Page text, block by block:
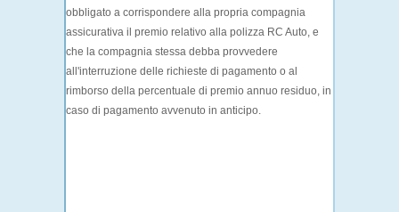
obbligato a corrispondere alla propria compagnia
assicurativa il premio relativo alla polizza RC Auto, e
che la compagnia stessa debba provvedere
all'interruzione delle richieste di pagamento o al
rimborso della percentuale di premio annuo residuo, in
caso di pagamento avvenuto in anticipo.